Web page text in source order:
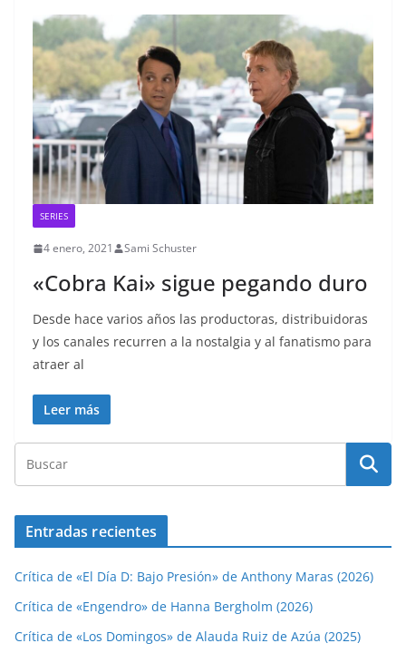
SERIES
4 enero, 2021 Sami Schuster
«Cobra Kai» sigue pegando duro
Desde hace varios años las productoras, distribuidoras
y los canales recurren a la nostalgia y al fanatismo para
atraer al
Leer más
Entradas recientes
Crítica de «El Día D: Bajo Presión» de Anthony Maras (2026)
Crítica de «Engendro» de Hanna Bergholm (2026)
Crítica de «Los Domingos» de Alauda Ruiz de Azúa (2025)